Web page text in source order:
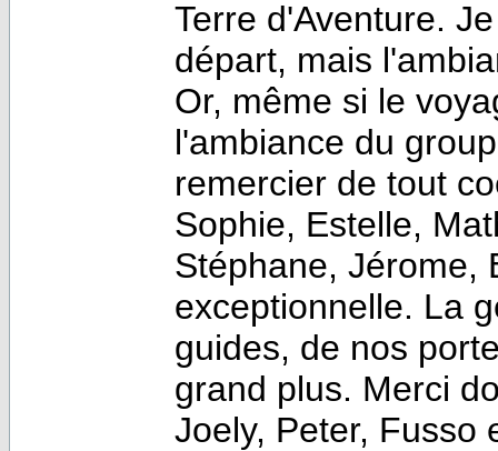
Terre d'Aventure.
départ, mais
Or, même si le
l'ambiance du
remercier de tout
Sophie, Estelle,
Stéphane, Jérome,
exceptionnelle. La
guides, de nos
grand plus. Merci
Joely, Peter, Fusso